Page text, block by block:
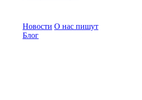
Новости О нас пишут
Блог